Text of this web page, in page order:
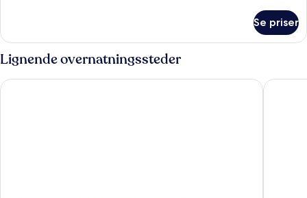
lejlighed
Se priser
Lignende overnatningssteder
Sure Hotel by Best Western City Jonkoping Vox